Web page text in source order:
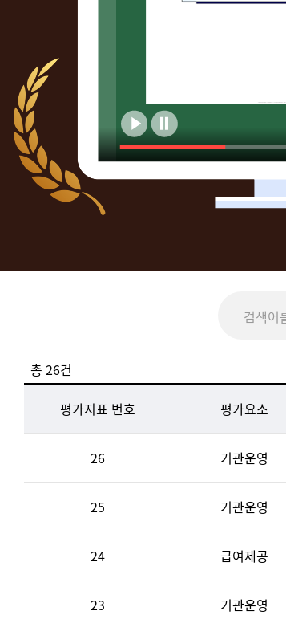
총 26건
평가지표 번호 평가요소
26 기관운영
25 기관운영
24 급여제공
23 기관운영